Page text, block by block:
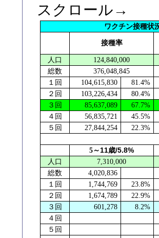
スクロール→
ワクチン接種
接種率
人口
124,840,000
総数
376,048,845
１回
104,615,830
81.4%
２回
103,226,434
80.4%
３回
85,637,089
67.7%
４回
56,835,721
45.5%
５回
27,844,254 22.3%
5 ～11歳/5.8%
人口
7,310,000
総数
4,020,836
１回
1,744,769
23.8%
２回
1,674,789
22.9%
３回
601,278
8.2%
４回
５回